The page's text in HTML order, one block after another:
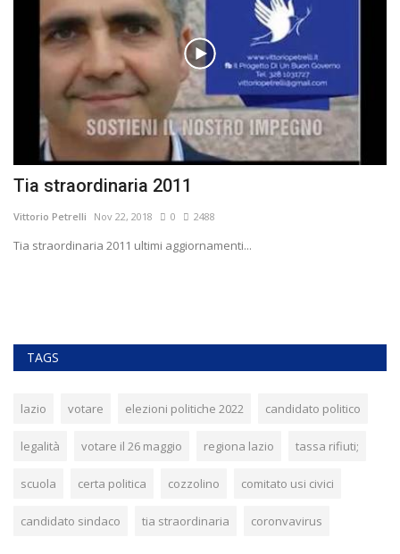
Tia straordinaria 2011
Vittorio Petrelli Nov 22, 2018 0 2488
Tia straordinaria 2011 ultimi aggiornamenti...
TAGS
lazio votare elezioni politiche 2022 candidato politico
legalità votare il 26 maggio regiona lazio tassa rifiuti;
scuola certa politica cozzolino comitato usi civici
candidato sindaco tia straordinaria coronvavirus